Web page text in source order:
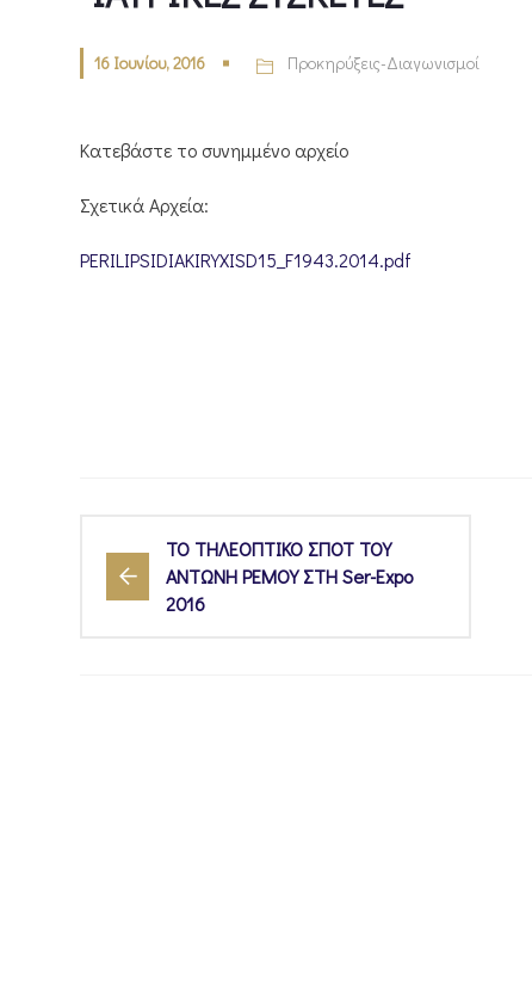
16 Ιουνίου, 2016 Προκηρύξεις-Διαγωνισμοί
Κατεβάστε το συνημμένο αρχείο
Σχετικά Αρχεία:
PERILIPSIDIAKIRYXISD15_F1943.2014.pdf
ΤΟ ΤΗΛΕΟΠΤΙΚΟ ΣΠΟΤ ΤΟΥ
ΑΝΤΩΝΗ ΡΕΜΟΥ ΣΤΗ Ser-Expo
2016